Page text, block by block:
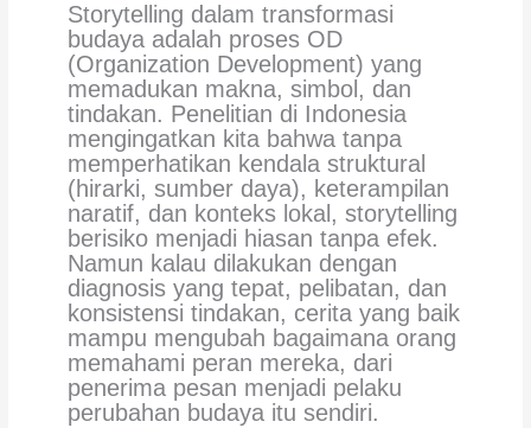
Storytelling dalam transformasi
budaya adalah proses OD
(Organization Development) yang
memadukan makna, simbol, dan
tindakan. Penelitian di Indonesia
mengingatkan kita bahwa tanpa
memperhatikan kendala struktural
(hirarki, sumber daya), keterampilan
naratif, dan konteks lokal, storytelling
berisiko menjadi hiasan tanpa efek.
Namun kalau dilakukan dengan
diagnosis yang tepat, pelibatan, dan
konsistensi tindakan, cerita yang baik
mampu mengubah bagaimana orang
memahami peran mereka, dari
penerima pesan menjadi pelaku
perubahan budaya itu sendiri.